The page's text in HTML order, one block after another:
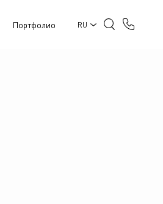
Портфолио RU